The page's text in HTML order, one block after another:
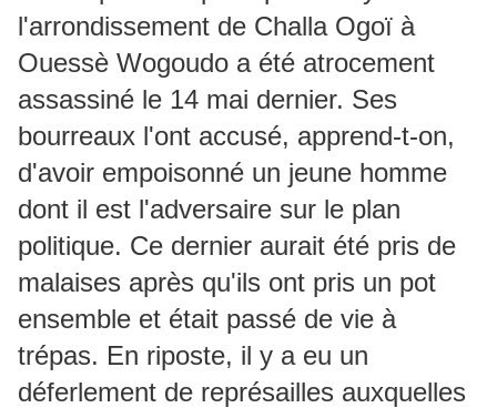
l'arrondissement de Challa Ogoï à
Ouessè Wogoudo a été atrocement
assassiné le 14 mai dernier. Ses
bourreaux l'ont accusé, apprend-t-on,
d'avoir empoisonné un jeune homme
dont il est l'adversaire sur le plan
politique. Ce dernier aurait été pris de
malaises après qu'ils ont pris un pot
ensemble et était passé de vie à
trépas. En riposte, il y a eu un
déferlement de représailles auxquelles